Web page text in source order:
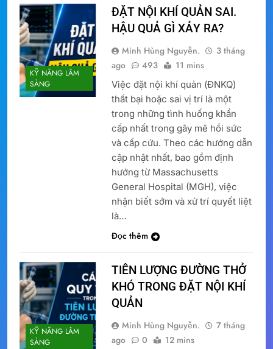
KỸ NĂNG LÂM
SÀNG
ĐẶT NỘI KHÍ QUẢN SAI.
HẬU QUẢ GÌ XẢY RA?
Minh Hùng Nguyễn.
3 tháng
ago
493 11 mins
Việc đặt nội khí quản (ĐNKQ)
thất bại hoặc sai vị trí là một
trong những tình huống khẩn
cấp nhất trong gây mê hồi sức
và cấp cứu. Theo các hướng dẫn
cập nhật nhất, bao gồm định
hướng từ Massachusetts
General Hospital (MGH), việc
nhận biết sớm và xử trí quyết liệt
là…
Đọc thêm
KỸ NĂNG LÂM
SÀNG
TIÊN LƯỢNG ĐƯỜNG THỞ
KHÓ TRONG ĐẶT NỘI KHÍ
QUẢN
Minh Hùng Nguyễn.
7 tháng
ago
0 12 mins